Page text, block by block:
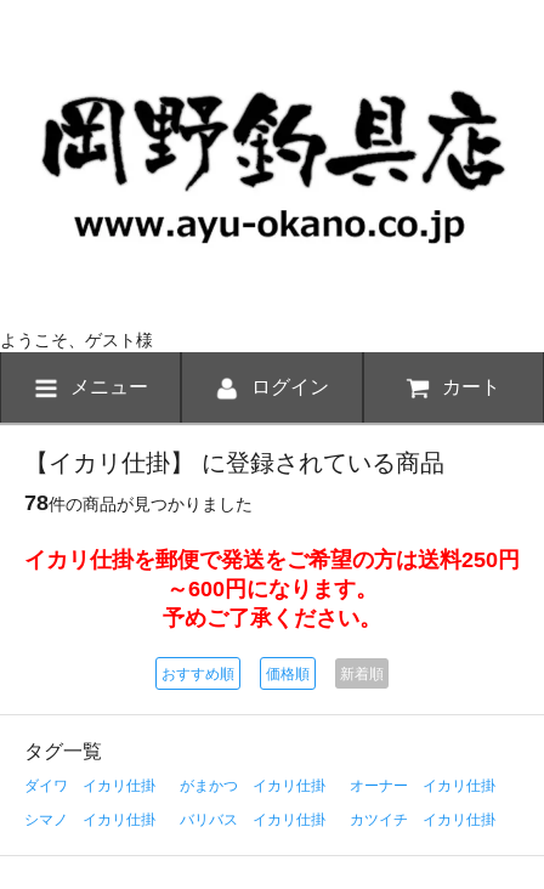
ようこそ、ゲスト様
メニュー ログイン カート
【イカリ仕掛】 に登録されている商品
78件の商品が見つかりました
イカリ仕掛を郵便で発送をご希望の方は送料250円
～600円になります。
予めご了承ください。
おすすめ順 価格順 新着順
タグ一覧
ダイワ イカリ仕掛 がまかつ イカリ仕掛
オーナー イカリ仕掛
シマノ イカリ仕掛
バリバス イカリ仕掛 カツイチ イカリ仕掛